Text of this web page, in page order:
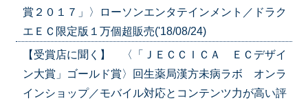
賞２０１７」〉ローソンエンタテインメント／ドラク
エＥＣ限定版１万個超販売('18/08/24)
【受賞店に聞く】 〈「ＪＥＣＣＩＣＡ ＥＣデザイ
ン大賞」ゴールド賞〉回生薬局漢方未病ラボ オンラ
インショップ／モバイル対応とコンテンツ力が高い評